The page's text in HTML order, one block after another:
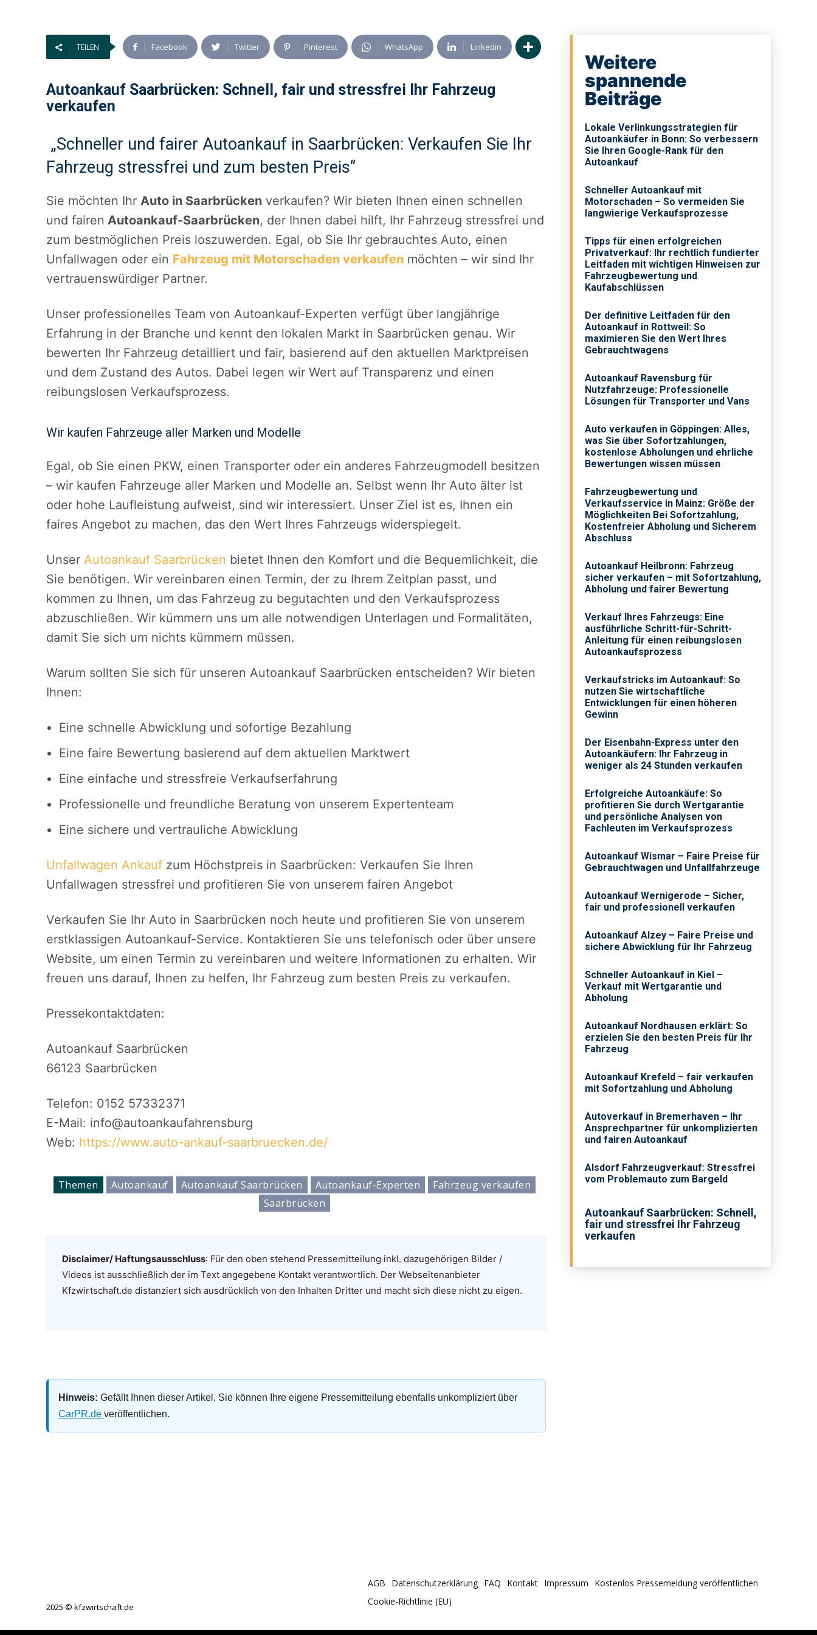
TEILEN Facebook Twitter Pinterest WhatsApp Linkedin
Autoankauf Saarbrücken: Schnell, fair und stressfrei Ihr Fahrzeug
verkaufen
„Schneller und fairer Autoankauf in Saarbrücken: Verkaufen Sie Ihr
Fahrzeug stressfrei und zum besten Preis“
Sie möchten Ihr Auto in Saarbrücken verkaufen? Wir bieten Ihnen einen schnellen
und fairen Autoankauf-Saarbrücken, der Ihnen dabei hilft, Ihr Fahrzeug stressfrei und
zum bestmöglichen Preis loszuwerden. Egal, ob Sie Ihr gebrauchtes Auto, einen
Unfallwagen oder ein Fahrzeug mit Motorschaden verkaufen möchten – wir sind Ihr
vertrauenswürdiger Partner.
Unser professionelles Team von Autoankauf-Experten verfügt über langjährige
Erfahrung in der Branche und kennt den lokalen Markt in Saarbrücken genau. Wir
bewerten Ihr Fahrzeug detailliert und fair, basierend auf den aktuellen Marktpreisen
und dem Zustand des Autos. Dabei legen wir Wert auf Transparenz und einen
reibungslosen Verkaufsprozess.
Wir kaufen Fahrzeuge aller Marken und Modelle
Egal, ob Sie einen PKW, einen Transporter oder ein anderes Fahrzeugmodell besitzen
– wir kaufen Fahrzeuge aller Marken und Modelle an. Selbst wenn Ihr Auto älter ist
oder hohe Laufleistung aufweist, sind wir interessiert. Unser Ziel ist es, Ihnen ein
faires Angebot zu machen, das den Wert Ihres Fahrzeugs widerspiegelt.
Unser Autoankauf Saarbrücken bietet Ihnen den Komfort und die Bequemlichkeit, die
Sie benötigen. Wir vereinbaren einen Termin, der zu Ihrem Zeitplan passt, und
kommen zu Ihnen, um das Fahrzeug zu begutachten und den Verkaufsprozess
abzuschließen. Wir kümmern uns um alle notwendigen Unterlagen und Formalitäten,
damit Sie sich um nichts kümmern müssen.
Warum sollten Sie sich für unseren Autoankauf Saarbrücken entscheiden? Wir bieten
Ihnen:
Eine schnelle Abwicklung und sofortige Bezahlung
Eine faire Bewertung basierend auf dem aktuellen Marktwert
Eine einfache und stressfreie Verkaufserfahrung
Professionelle und freundliche Beratung von unserem Expertenteam
Eine sichere und vertrauliche Abwicklung
Unfallwagen Ankauf zum Höchstpreis in Saarbrücken: Verkaufen Sie Ihren
Unfallwagen stressfrei und profitieren Sie von unserem fairen Angebot
Verkaufen Sie Ihr Auto in Saarbrücken noch heute und profitieren Sie von unserem
erstklassigen Autoankauf-Service. Kontaktieren Sie uns telefonisch oder über unsere
Website, um einen Termin zu vereinbaren und weitere Informationen zu erhalten. Wir
freuen uns darauf, Ihnen zu helfen, Ihr Fahrzeug zum besten Preis zu verkaufen.
Pressekontaktdaten:
Autoankauf Saarbrücken
66123 Saarbrücken
Telefon: 0152 57332371
E-Mail: info@autoankaufahrensburg
Web: https://www.auto-ankauf-saarbruecken.de/
Themen Autoankauf Autoankauf Saarbrücken Autoankauf-Experten
Fahrzeug verkaufen
Saarbrücken
Disclaimer/ Haftungsausschluss: Für den oben stehend Pressemitteilung inkl. dazugehörigen Bilder /
Videos ist ausschließlich der im Text angegebene Kontakt verantwortlich. Der Webseitenanbieter
Kfzwirtschaft.de distanziert sich ausdrücklich von den Inhalten Dritter und macht sich diese nicht zu eigen.
Hinweis: Gefällt Ihnen dieser Artikel, Sie können Ihre eigene Pressemitteilung ebenfalls unkompliziert über
CarPR.de veröffentlichen.
Weitere
spannende
Beiträge
Lokale Verlinkungsstrategien für
Autoankäufer in Bonn: So verbessern
Sie Ihren Google-Rank für den
Autoankauf
Schneller Autoankauf mit
Motorschaden – So vermeiden Sie
langwierige Verkaufsprozesse
Tipps für einen erfolgreichen
Privatverkauf: Ihr rechtlich fundierter
Leitfaden mit wichtigen Hinweisen zur
Fahrzeugbewertung und
Kaufabschlüssen
Der definitive Leitfaden für den
Autoankauf in Rottweil: So
maximieren Sie den Wert Ihres
Gebrauchtwagens
Autoankauf Ravensburg für
Nutzfahrzeuge: Professionelle
Lösungen für Transporter und Vans
Auto verkaufen in Göppingen: Alles,
was Sie über Sofortzahlungen,
kostenlose Abholungen und ehrliche
Bewertungen wissen müssen
Fahrzeugbewertung und
Verkaufsservice in Mainz: Größe der
Möglichkeiten Bei Sofortzahlung,
Kostenfreier Abholung und Sicherem
Abschluss
Autoankauf Heilbronn: Fahrzeug
sicher verkaufen – mit Sofortzahlung,
Abholung und fairer Bewertung
Verkauf Ihres Fahrzeugs: Eine
ausführliche Schritt-für-Schritt-
Anleitung für einen reibungslosen
Autoankaufsprozess
Verkaufstricks im Autoankauf: So
nutzen Sie wirtschaftliche
Entwicklungen für einen höheren
Gewinn
Der Eisenbahn-Express unter den
Autoankäufern: Ihr Fahrzeug in
weniger als 24 Stunden verkaufen
Erfolgreiche Autoankäufe: So
profitieren Sie durch Wertgarantie
und persönliche Analysen von
Fachleuten im Verkaufsprozess
Autoankauf Wismar – Faire Preise für
Gebrauchtwagen und Unfallfahrzeuge
Autoankauf Wernigerode – Sicher,
fair und professionell verkaufen
Autoankauf Alzey – Faire Preise und
sichere Abwicklung für Ihr Fahrzeug
Schneller Autoankauf in Kiel –
Verkauf mit Wertgarantie und
Abholung
Autoankauf Nordhausen erklärt: So
erzielen Sie den besten Preis für Ihr
Fahrzeug
Autoankauf Krefeld – fair verkaufen
mit Sofortzahlung und Abholung
Autoverkauf in Bremerhaven – Ihr
Ansprechpartner für unkomplizierten
und fairen Autoankauf
Alsdorf Fahrzeugverkauf: Stressfrei
vom Problemauto zum Bargeld
Autoankauf Saarbrücken: Schnell,
fair und stressfrei Ihr Fahrzeug
verkaufen
2025 © kfzwirtschaft.de
AGB Datenschutzerklärung FAQ Kontakt Impressum
Kostenlos Pressemeldung veröffentlichen
Cookie-Richtlinie (EU)